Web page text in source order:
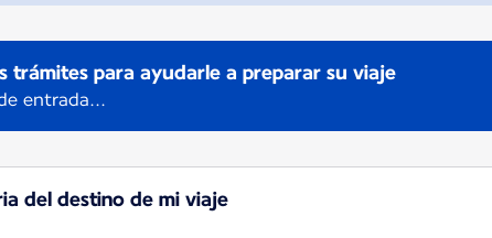
trámites para ayudarle a preparar su viaje
entrada...
del destino de mi viaje